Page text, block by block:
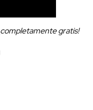
completamente gratis!